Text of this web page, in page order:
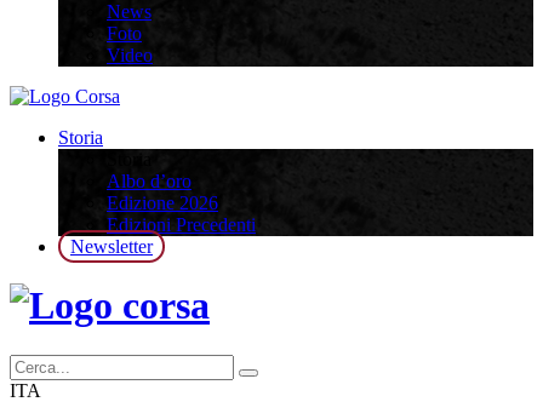
News
Foto
Video
Storia
Albo d’oro
Edizione 2026
Edizioni Precedenti
Newsletter
ITA